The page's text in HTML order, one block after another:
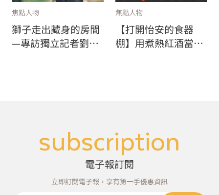
焦點人物
獅子走出藏身的房間
—專訪獨立記者劉致
焦點人物
【打開怡安的食器
棚】用煮熱紅酒當作
subscription
電子報訂閱
立即訂閱電子報，享有第一手優惠資訊